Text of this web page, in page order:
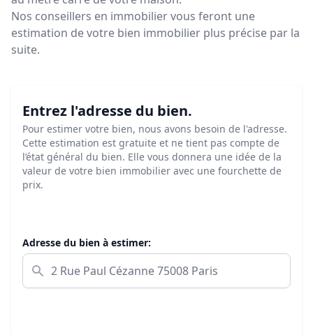
Nos conseillers en immobilier vous feront une
estimation de votre bien immobilier plus précise par la
suite.
Entrez l'adresse du bien.
Pour estimer votre bien, nous avons besoin de l'adresse.
Cette estimation est gratuite et ne tient pas compte de
l’état général du bien. Elle vous donnera une idée de la
valeur de votre bien immobilier avec une fourchette de
prix.
Adresse du bien à estimer: